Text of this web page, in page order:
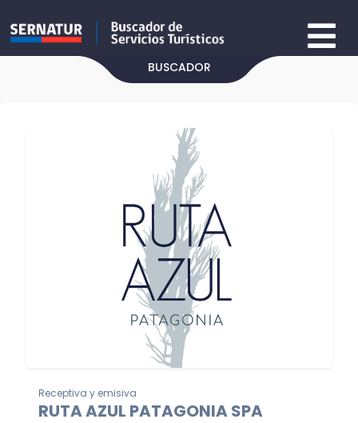
BUSCADOR
Receptiva y emisiva
RUTA AZUL PATAGONIA SPA